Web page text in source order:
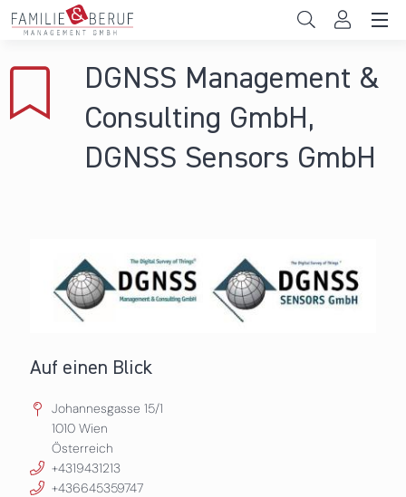
Direkt zum Inhalt
Gemeinden
Hochschulen
News & Events
DGNSS Management &
Consulting GmbH,
DGNSS Sensors GmbH
Auf einen Blick
Johannesgasse 15/1
1010 Wien
Österreich
+4319431213
+436645359747